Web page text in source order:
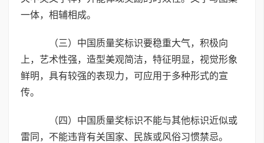
一体，相辅相成。
（三）中国质量奖标识要稳重大气，积极向
上，艺术性强，造型美观简洁，特征明显，视觉形象
鲜明，具有较强的表现力，可应用于多种形式的宣
传。
（四）中国质量奖标识不能与其他标识近似或
雷同，不能违背有关国家、民族或风俗习惯禁忌。